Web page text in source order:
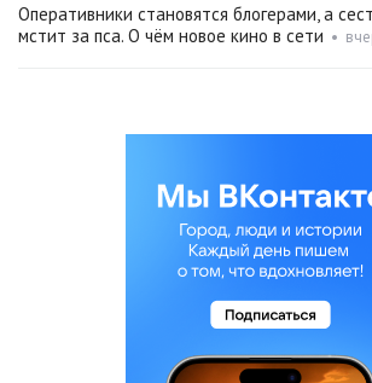
Оперативники становятся блогерами, а
мстит за пса. О чём новое кино в сети •